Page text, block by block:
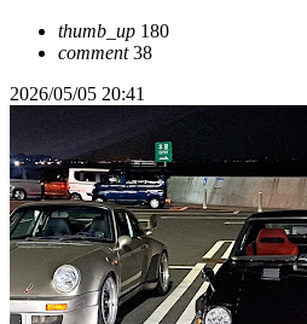
thumb_up 180
comment38
2026/05/05 20:41